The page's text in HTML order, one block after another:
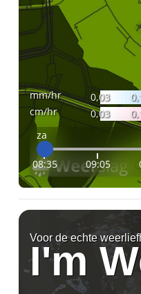
mm/hr 0,03
cm/hr
0,03
za
08:35 09:05
Voor de echte
I'm